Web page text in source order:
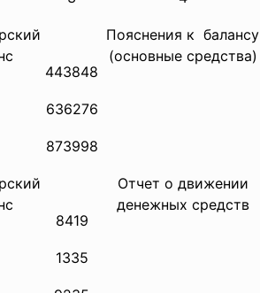
Пояснения к балансу
(основные средства)
443848
636276
873998
Отчет о движении
денежных средств
8419
1335